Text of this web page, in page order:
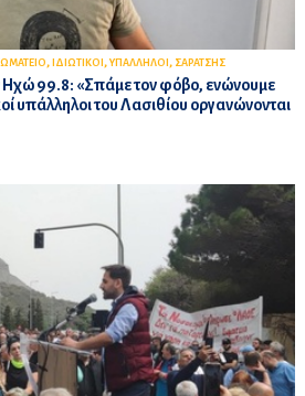
, ΙΔΙΩΤΙΚΟΙ , ΥΠΑΛΛΗΛΟΙ , ΣΑΡΑΤΣΗΣ
99.8: «Σπάμε τον φόβο, ενώνουμε
υπάλληλοι του Λασιθίου οργανώνονται